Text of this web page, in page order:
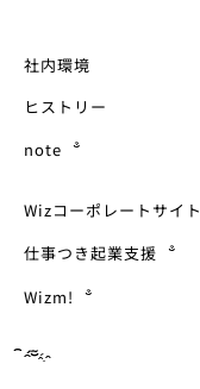
社内環境
ヒストリー
note
Wizコーポレートサイト
仕事つき起業支援
Wizm!